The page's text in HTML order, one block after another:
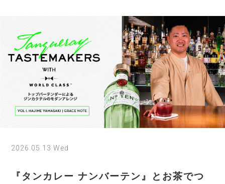
2026.05.13 Wed
『タンカレー ナンバーテン』とお茶でつ